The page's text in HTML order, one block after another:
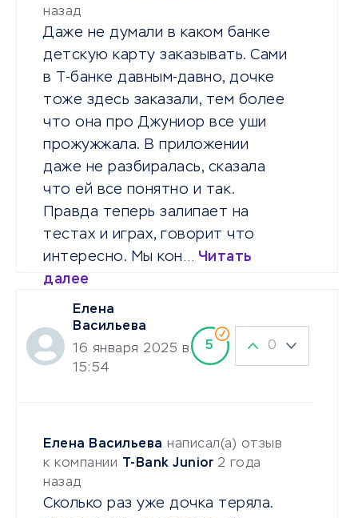
назад
Даже не думали в каком банке
детскую карту заказывать. Сами
в Т-банке давным-давно, дочке
тоже здесь заказали, тем более
что она про Джуниор все уши
прожужжала. В приложении
даже не разбиралась, сказала
что ей все понятно и так.
Правда теперь залипает на
тестах и играх, говорит что
интересно. Мы кон… Читать
далее
Елена
Васильева
16 января 2025 в
15:54
5 0
Елена Васильева написал(а) отзыв
к компании
T-Bank Junior 2 года
назад
Сколько раз уже дочка теряла.